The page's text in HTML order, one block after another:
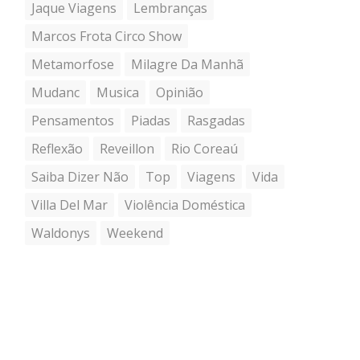
Jaque Viagens
Lembranças
Marcos Frota Circo Show
Metamorfose
Milagre Da Manhã
Mudanc
Musica
Opinião
Pensamentos
Piadas
Rasgadas
Reflexão
Reveillon
Rio Coreaú
Saiba Dizer Não
Top Viagens
Vida
Villa Del Mar
Violência Doméstica
Waldonys
Weekend